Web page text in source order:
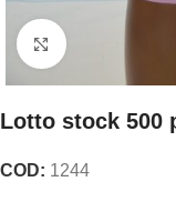
Clicca per
Lotto stock 500
COD: 1244